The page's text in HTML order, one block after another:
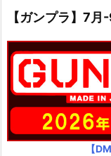
【ガンプラ】7
【